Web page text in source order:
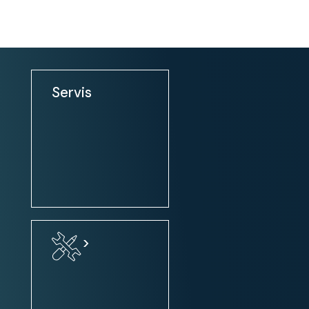
zatemnjena / tonirana stekla
centralno zaklepanje
centralno zaklepanje + daljinsko
upravljanje
Servis
>